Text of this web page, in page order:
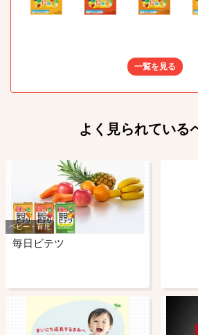
一覧を見る
よく見られている
ベビー・育児
毎日ビテツ